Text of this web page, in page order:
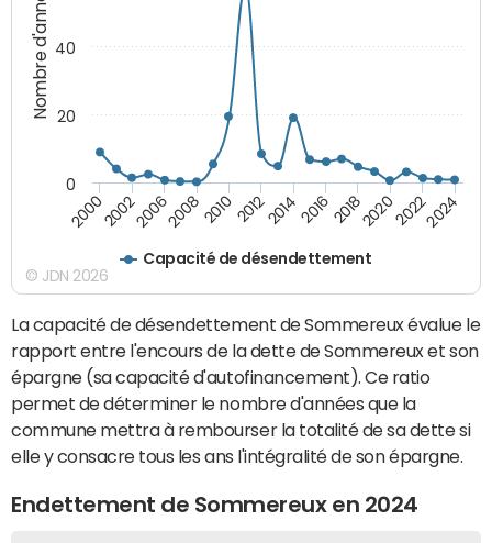
Nombre d'années
Capacité de désendettement
20002002200620082010 2012201420162018202020222024
0
20
40
© JDN 2026
La capacité de désendettement de Sommereux évalue le
rapport entre l'encours de la dette de Sommereux et son
épargne (sa capacité d'autofinancement). Ce ratio
permet de déterminer le nombre d'années que la
commune mettra à rembourser la totalité de sa dette si
elle y consacre tous les ans l'intégralité de son épargne.
Endettement de Sommereux en 2024